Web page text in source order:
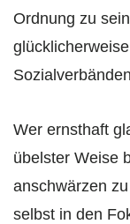
Ordnung zu
Wer ernsthaft
übelster Weise
anschwärzen
selbst in den